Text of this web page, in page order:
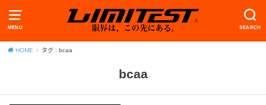
MENU SEARCH
HOME タグ : bcaa
bcaa